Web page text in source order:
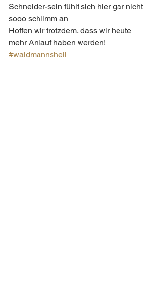
Schneider-sein fühlt sich hier gar nicht
sooo schlimm an
Hoffen wir trotzdem, dass wir heute
mehr Anlauf haben werden!
#waidmannsheil